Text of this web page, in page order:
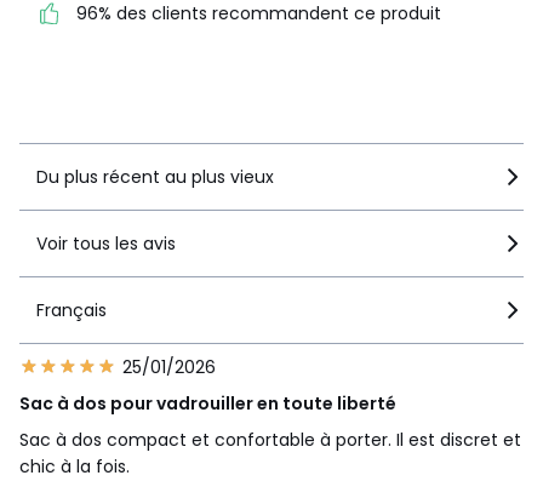
2
96% des clients
96% des clients recommandent ce produit
Du plus récent au plus vieux
Voir tous les avis
Français
25/01/2026
Sac à dos pour vadrouiller en toute liberté
Sac à dos compact et confortable à porter. Il est discret et
chic à la fois.